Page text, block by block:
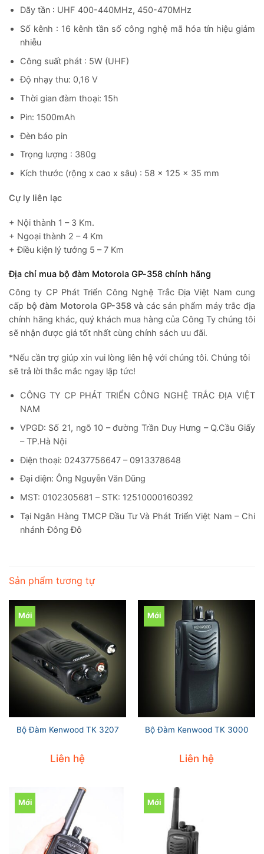
Dãy tần : UHF 400-440MHz, 450-470MHz
Số kênh : 16 kênh tần số công nghệ mã hóa tín hiệu giảm
nhiễu
Công suất phát : 5W (UHF)
Độ nhạy thu: 0,16 V
Thời gian đàm thoại: 15h
Pin: 1500mAh
Đèn báo pin
Trọng lượng : 380g
Kích thước (rộng x cao x sâu) : 58 x 125 x 35 mm
Cự ly liên lạc
+ Nội thành 1 – 3 Km.
+ Ngoại thành 2 – 4 Km
+ Điều kiện lý tưởng 5 – 7 Km
Địa chỉ mua bộ đàm Motorola GP-358 chính hãng
Công ty CP Phát Triển Công Nghệ Trắc Địa Việt Nam cung
cấp bộ đàm Motorola GP-358 và các sản phẩm máy trắc địa
chính hãng khác, quý khách mua hàng của Công Ty chúng tôi
sẽ nhận được giá tốt nhất cùng chính sách ưu đãi.
*Nếu cần trợ giúp xin vui lòng liên hệ với chúng tôi. Chúng tôi
sẽ trả lời thắc mắc ngay lập tức!
CÔNG TY CP PHÁT TRIỂN CÔNG NGHỆ TRẮC ĐỊA VIỆT
NAM
VPGD: Số 21, ngõ 10 – đường Trần Duy Hưng – Q.Cầu Giấy
– TP.Hà Nội
Điện thoại: 02437756647 – 0913378648
Đại diện: Ông Nguyễn Văn Dũng
MST: 0102305681 – STK: 12510000160392
Tại Ngân Hàng TMCP Đầu Tư Và Phát Triển Việt Nam – Chi
nhánh Đông Đô
Sản phẩm tương tự
Mới
Bộ Đàm Kenwood TK 3207
Liên hệ
Mới
Bộ Đàm Kenwood TK 3000
Liên hệ
Mới Mới